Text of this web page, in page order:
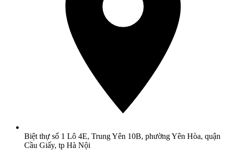
Biệt thự số 1 Lô 4E, Trung Yên 10B, phường Yên Hòa, quận
Cầu Giấy, tp Hà Nội